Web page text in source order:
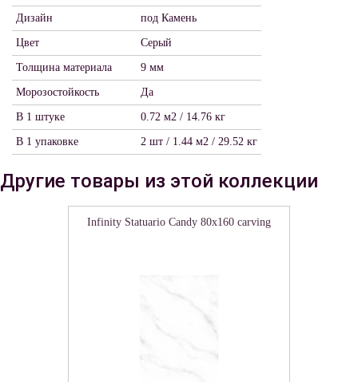
Дизайн под Камень
Цвет Серый
Толщина материала 9 мм
Морозостойкость Да
В 1 штуке 0.72 м2 / 14.76 кг
В 1 упаковке 2 шт / 1.44 м2 / 29.52 кг
Другие товары из этой коллекции
Infinity Statuario Candy 80х160 carving